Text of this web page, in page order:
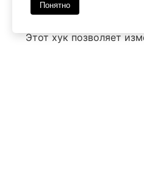
Тип: filter
Этот хук позволяет
Понятно